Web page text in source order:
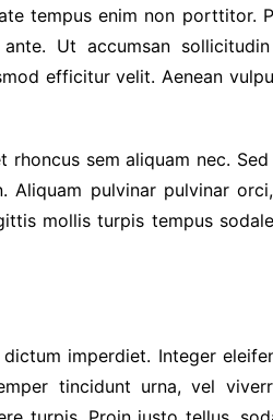
tempus enim non porttitor.
Ut accumsan
efficitur velit. Aenean
rhoncus sem aliquam nec.
Aliquam pulvinar pulvinar
mollis turpis tempus
imperdiet. Integer
tincidunt urna, vel